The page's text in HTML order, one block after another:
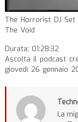
The Horrorist DJ Set
The Void
Durata: 01:28:32
Ascolta il podcast
giovedì 26 gennaio
La